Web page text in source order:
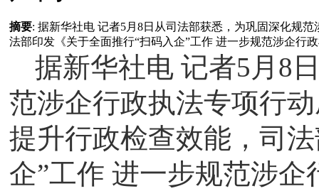
摘要: 据新华社电 记者5月8日从司法部获悉，为巩固深化规
法部印发《关于全面推行“扫码入企”工作 进一步规范涉企行
据新华社电 记者5月8
范涉企行政执法专项行
提升行政检查效能，司
企”工作 进一步规范涉